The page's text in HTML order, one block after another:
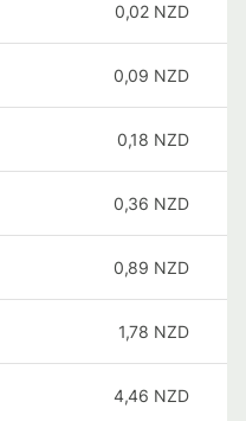
0,02 NZD
0,09 NZD
0,18 NZD
0,36 NZD
0,89 NZD
1,78 NZD
4,46 NZD